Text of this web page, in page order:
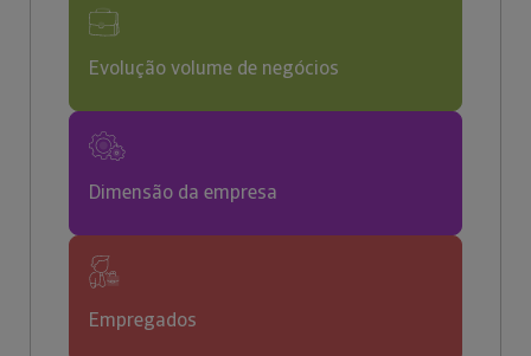
Evolução volume de negócios
Dimensão da empresa
Empregados